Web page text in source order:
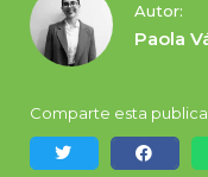
Autor:
Paola
Comparte esta